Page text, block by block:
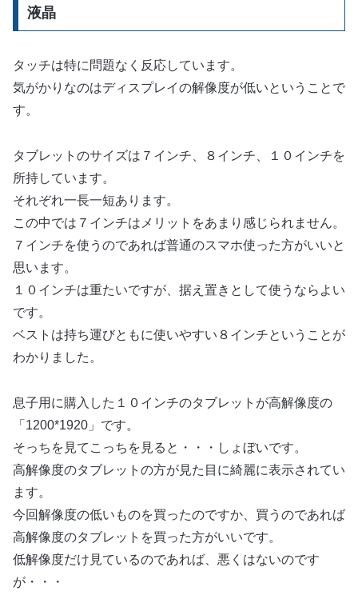
液晶
タッチは特に問題なく反応しています。
気がかりなのはディスプレイの解像度が低いということで
す。
タブレットのサイズは７インチ、８インチ、１０インチを
所持しています。
それぞれ一長一短あります。
この中では７インチはメリットをあまり感じられません。
７インチを使うのであれば普通のスマホ使った方がいいと
思います。
１０インチは重たいですが、据え置きとして使うならよい
です。
ベストは持ち運びともに使いやすい８インチということが
わかりました。
息子用に購入した１０インチのタブレットが高解像度の
「1200*1920」です。
そっちを見てこっちを見ると・・・しょぼいです。
高解像度のタブレットの方が見た目に綺麗に表示されてい
ます。
今回解像度の低いものを買ったのですか、買うのであれば
高解像度のタブレットを買った方がいいです。
低解像度だけ見ているのであれば、悪くはないのです
が・・・